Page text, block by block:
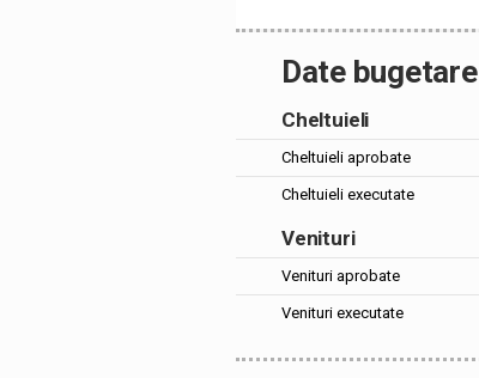
Date bugetare
Cheltuieli
Cheltuieli aprobate
Cheltuieli executate
Venituri
Venituri aprobate
Venituri executate